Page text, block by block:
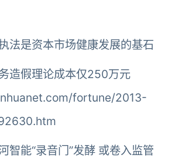
法是资本市场健康发展的基石
造假理论成本仅250万元
fortune/2013-
智能“录音门”发酵 或卷入监管